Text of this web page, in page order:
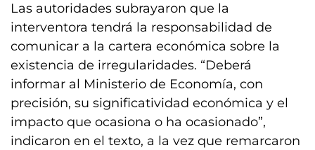
Las autoridades subrayaron que la
interventora tendrá la responsabilidad de
comunicar a la cartera económica sobre la
existencia de irregularidades. “Deberá
informar al Ministerio de Economía, con
precisión, su significatividad económica y el
impacto que ocasiona o ha ocasionado”,
indicaron en el texto, a la vez que remarcaron